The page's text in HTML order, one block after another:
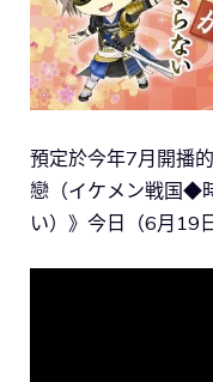
預定於今年7月開播
戀（イケメン戦国◆
い）》今日（6月19